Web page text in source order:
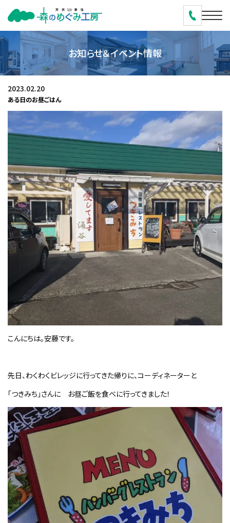
お知らせ＆イベント情報
2023.02.20
ある日のお昼ごはん
こんにちは。安藤です。
先日、わくわくビレッジに行ってきた帰りに、コーディネーターと
「つきみち」さんに お昼ご飯を食べに行ってきました！